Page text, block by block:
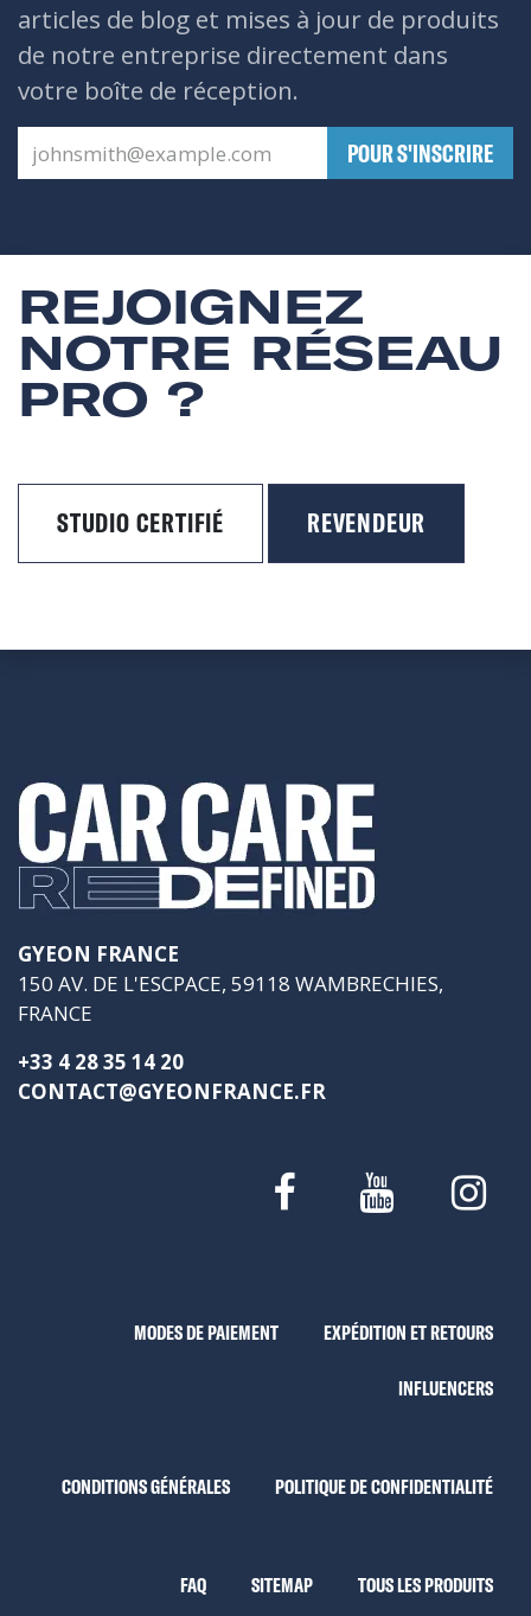
articles de blog et mises à jour de produits
de notre entreprise directement dans
votre boîte de réception.
​POUR S'INSCRIRE
REJOIGNEZ
NOTRE RÉSEAU
PRO ?
STUDIO CERTIFIÉ REVENDEUR
GYEON FRANCE
150 AV. DE L'ESCPACE, 59118 WAMBRECHIES,
FRANCE
+33 4 28 35 14 20
CONTACT@GYEONFRANCE.FR
MODES DE PAIEMENT EXPÉDITION ET RETOURS
INFLUENCERS
CONDITIONS GÉNÉRALES POLITIQUE DE CONFIDENTIALITÉ
FAQ SITEMAP TOUS LES PRODUITS